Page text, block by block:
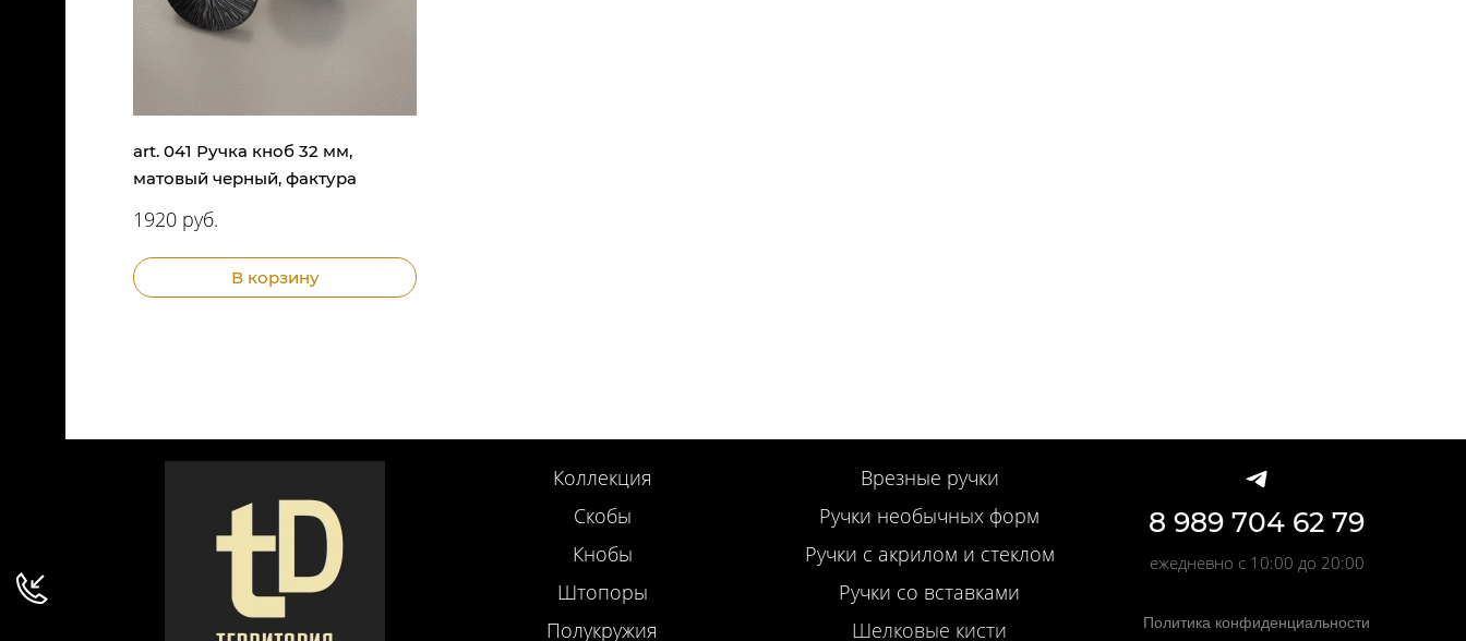
art. 041 Ручка кноб 32 мм,
матовый черный, фактура
1920 руб.
В корзину
Коллекция
Скобы
Кнобы
Штопоры
Полукружия
Врезные ручки
Ручки необычных форм
Ручки с акрилом и стеклом
Ручки со вставками
Шелковые кисти
8 989 704 62 79
ежедневно с 10:00 до 20:00
Политика конфиденциальности